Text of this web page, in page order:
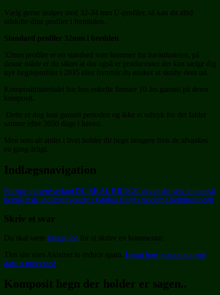
Vælg gerne stolper med 32-34 mm U-profiler, så kan du altid
udskifte dine profiler i fremtiden.
Standard profiler 32mm i bredden
32mm profiler er en standard som kommer fra træindustrien, på
denne måde er du sikret at der også er producenter der kan sælge dig
nye hegnsprofiler i 2035 eller hvornår du ønsker at skrifte dem ud.
Kompositmaterialet har hos enkelte firmaer 10 års garanti på deres
komposit.
Dette er dog kun garanti perioden og ikke et udtryk for det falder
samme efter 3650 dage i haven.
Men som alt andet i livet holder dit hegn længere hvis de afvaskes
en gang årligt.
Indlægsnavigation
Forrige indlægværktøj DU SKAL BRUGE til gør det selv komposit
hegnNæste indlægInvestere i Global Hegns moderne komposithegn
Skriv et svar
Du skal være logget ind for at skrive en kommentar.
This site uses Akismet to reduce spam. Learn how your comment
data is processed.
Komposit hegn der holder er sagen..